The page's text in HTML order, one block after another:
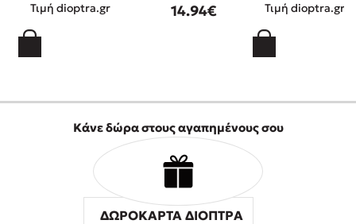
Τιμή dioptra.gr 14.94€ Τιμή dioptra.gr
Κάνε δώρα στους αγαπημένους σου
ΔΩΡΟΚΑΡΤΑ ΔΙΟΠΤΡΑ